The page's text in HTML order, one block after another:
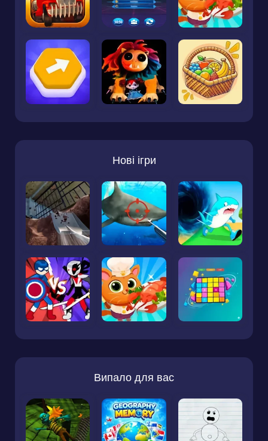
Нові ігри
Випало для вас